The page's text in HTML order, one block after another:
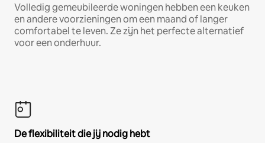
Volledig gemeubileerde woningen hebben een keuken
en andere voorzieningen om een maand of langer
comfortabel te leven. Ze zijn het perfecte alternatief
voor een onderhuur.
De flexibiliteit die jij nodig hebt